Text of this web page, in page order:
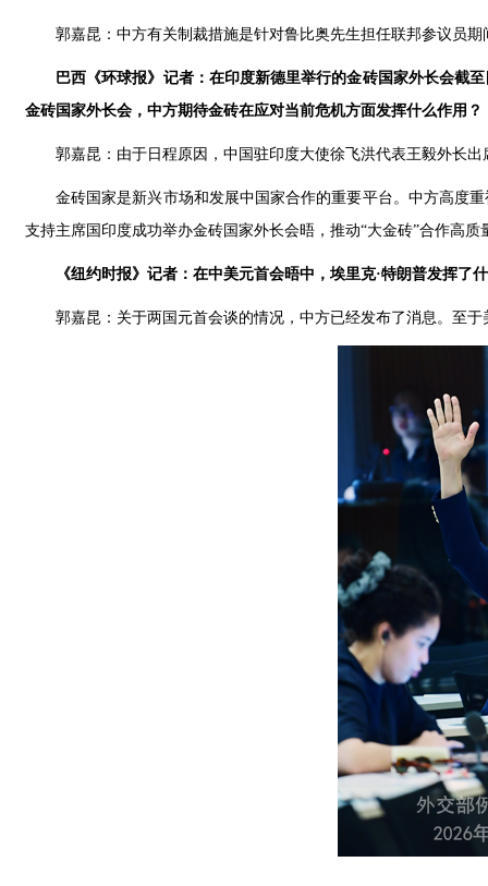
郭嘉昆：中方有关制裁措施是针对鲁比奥先生担任联邦参议员期
巴西《环球报》记者：在印度新德里举行的金砖国家外长会截
金砖国家外长会，中方期待金砖在应对当前危机方面发挥什么作用
郭嘉昆：由于日程原因，中国驻印度大使徐飞洪代表王毅外长
金砖国家是新兴市场和发展中国家合作的重要平台。中方高度
支持主席国印度成功举办金砖国家外长会晤，推动“大金砖”合作高质
《纽约时报》记者：在中美元首会晤中，埃里克·特朗普发挥了
郭嘉昆：关于两国元首会谈的情况，中方已经发布了消息。至